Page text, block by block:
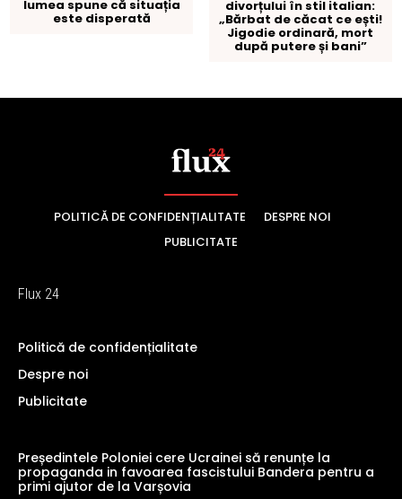
POLITICĂ DE CONFIDENȚIALITATE
DESPRE NOI
PUBLICITATE
Flux 24
Politică de confidențialitate
Despre noi
Publicitate
Președintele Poloniei cere Ucrainei să renunțe la
propaganda in favoarea fascistului Bandera pentru a
primi ajutor de la Varșovia